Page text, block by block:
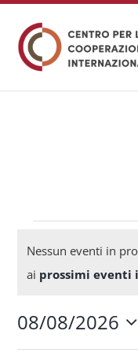
contenuto
Eventi
for
Notice
Nessun eventi in
ai prossimi eventi
08/08/2026
Seleziona